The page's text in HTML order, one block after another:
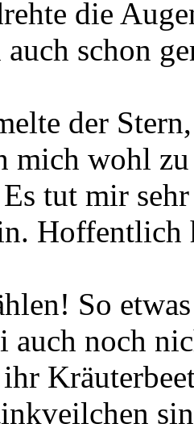
die
schon
der
mich wohl
tut mir
Hoffentlich
So
auch noch